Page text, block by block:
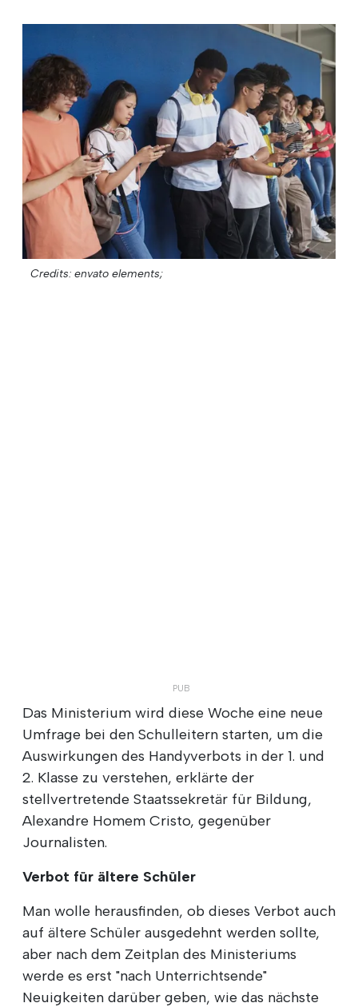
Credits: envato elements;
Das Ministerium wird diese Woche eine neue
Umfrage bei den Schulleitern starten, um die
Auswirkungen des Handyverbots in der 1. und
2. Klasse zu verstehen, erklärte der
stellvertretende Staatssekretär für Bildung,
Alexandre Homem Cristo, gegenüber
Journalisten.
Verbot für ältere Schüler
Man wolle herausfinden, ob dieses Verbot auch
auf ältere Schüler ausgedehnt werden sollte,
aber nach dem Zeitplan des Ministeriums
werde es erst "nach Unterrichtsende"
Neuigkeiten darüber geben, wie das nächste